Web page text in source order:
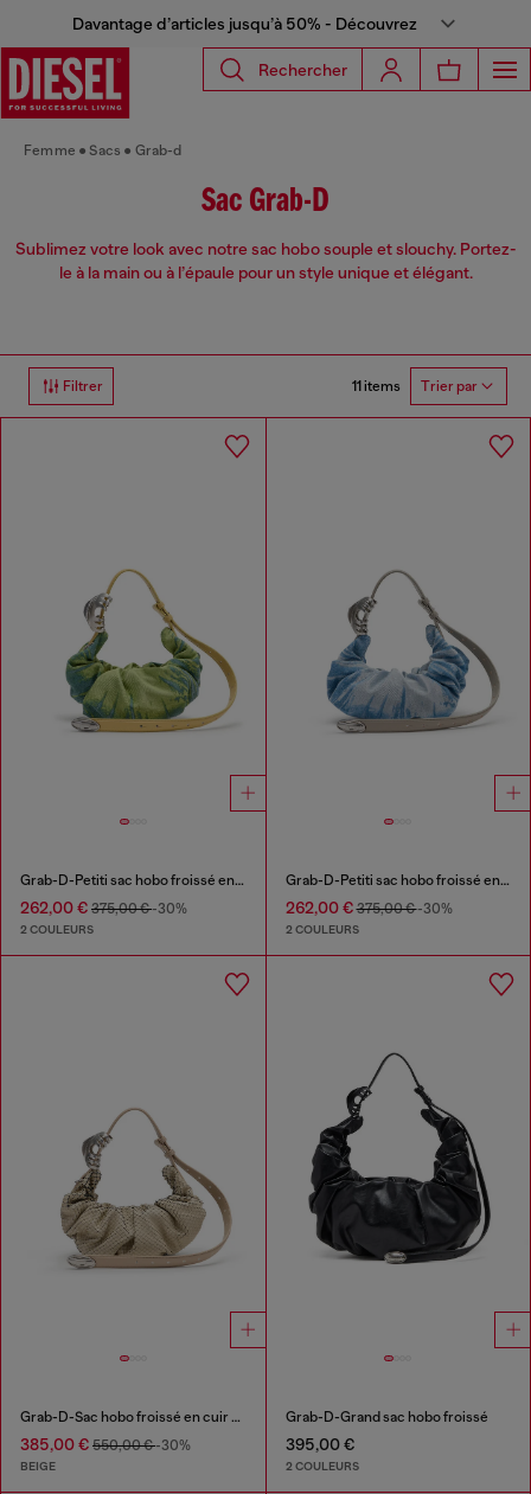
Davantage d’articles jusqu’à 50% - Découvrez
Rechercher
Femme Sacs Grab-d
Sac Grab-D
Sublimez votre look avec notre sac hobo souple et slouchy. Portez-
le à la main ou à l’épaule pour un style unique et élégant.
Filtrer 11 items Trier par
Grab-D-Petiti sac hobo froissé en satin denim
262,00 € 375,00 €-30%
2 COULEURS
Grab-D-Petiti sac hobo froissé en satin denim
262,00 €375,00 €-30%
2 COULEURS
Grab-D-Sac hobo froissé en cuir effet serpent
385,00 € 550,00 €-30%
BEIGE
Grab-D-Grand sac hobo froissé
395,00 €
2 COULEURS